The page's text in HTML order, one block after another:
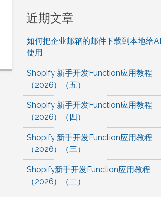
近期文章
如何把企业邮箱的邮件下载到本地给AI
使用
Shopify 新手开发Function应用教程
（2026）（五）
Shopify 新手开发Function应用教程
（2026）（四）
Shopify 新手开发Function应用教程
（2026）（三）
Shopify新手开发Function应用教程
（2026）（二）